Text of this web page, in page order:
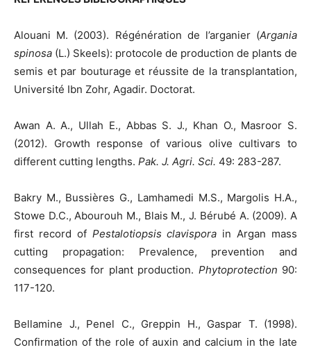
Alouani M. (2003). Régénération de l’arganier (Argania
spinosa (L.) Skeels): protocole de production de plants de
semis et par bouturage et réussite de la transplantation,
Université Ibn Zohr, Agadir. Doctorat.
Awan A. A., Ullah E., Abbas S. J., Khan O., Masroor S.
(2012). Growth response of various olive cultivars to
different cutting lengths. Pak. J. Agri. Sci. 49: 283-287.
Bakry M., Bussières G., Lamhamedi M.S., Margolis H.A.,
Stowe D.C., Abourouh M., Blais M., J. Bérubé A. (2009). A
first record of Pestalotiopsis clavispora in Argan mass
cutting propagation: Prevalence, prevention and
consequences for plant production. Phytoprotection 90:
117-120.
Bellamine J., Penel C., Greppin H., Gaspar T. (1998).
Confirmation of the role of auxin and calcium in the late